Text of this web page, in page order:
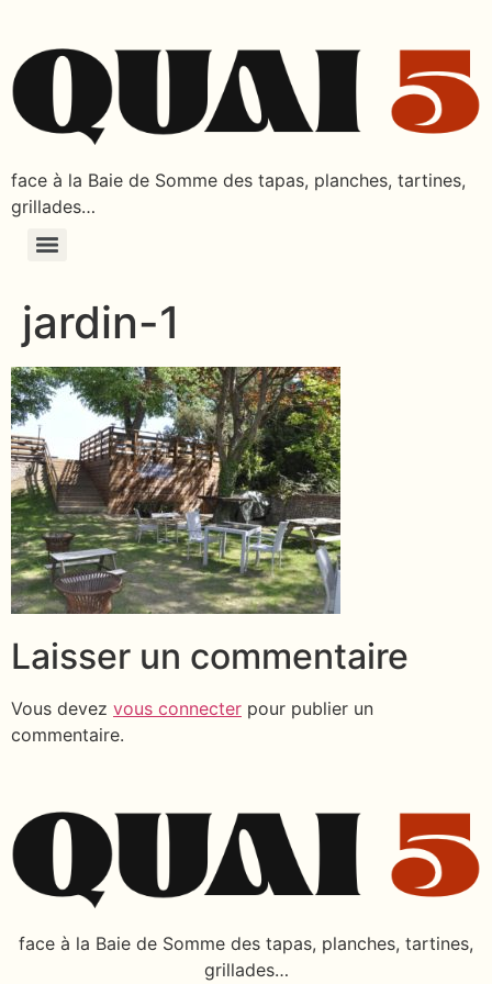
face à la Baie de Somme des tapas, planches, tartines,
grillades…
jardin-1
Laisser un commentaire
Vous devez vous connecter pour publier un
commentaire.
face à la Baie de Somme des tapas, planches, tartines,
grillades…